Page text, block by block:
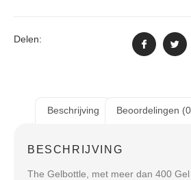
Delen:
Beschrijving Beoordelingen
BESCHRIJVING
The Gelbottle, met meer dan 400